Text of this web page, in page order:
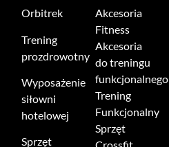
Orbitrek
Trening
prozdrowotny
Wyposażenie
siłowni
hotelowej
Sprzęt
Akcesoria
Fitness
Akcesoria
do treningu
funkcjonalnego
Trening
Funkcjonalny
Sprzęt